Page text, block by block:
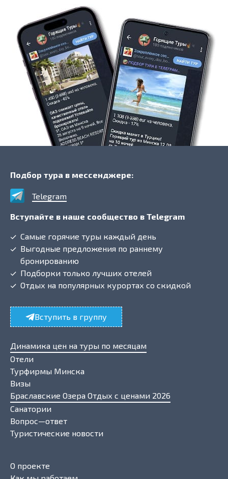
Динамика цен на туры по месяцам
Отели
Турфирмы Минска
Визы
Браславские Озера Отдых с ценами 2026
Санатории
Вопрос—ответ
Туристические новости
О проекте
Подбор тура в мессенджере:
Telegram
Вступайте в наше сообщество в Telegram
Самые горячие туры каждый день
Выгодные предложения по раннему
бронированию
Подборки только лучших отелей
Отдых на популярных курортах со скидкой
Вступить в группу